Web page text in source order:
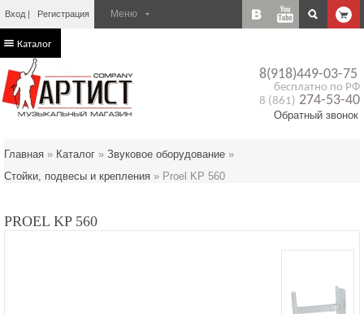
Вход Регистрация
8(918)449-03-75
бесплатно по РФ
8 (861) 274-53-40
Обратный звонок
Каталог
Главная » Каталог » Звуковое оборудование »
Стойки, подвесы и крепления » Proel KP 560
PROEL KP 560